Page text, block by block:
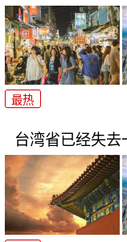
最热
台湾省已经失去